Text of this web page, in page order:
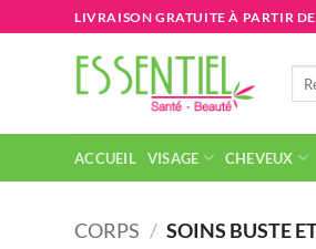
au
LIVRAISON GRATUITE À PARTIR
ACCUEIL VISAGE CHEVEUX
CORPS / SOINS BUSTE